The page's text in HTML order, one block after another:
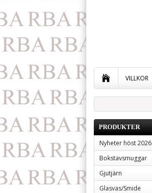
VILLKOR
PRODUKTER
Nyheter höst 2026
Bokstavsmuggar
Gjutjärn
Glasvas/Smide